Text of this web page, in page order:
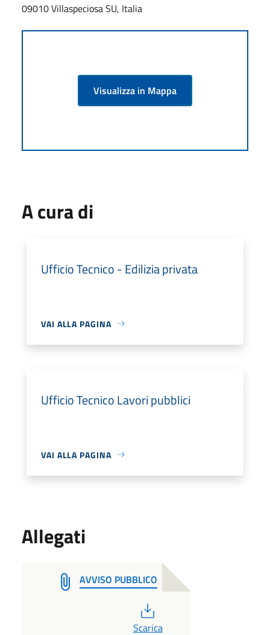
09010 Villaspeciosa SU, Italia
Visualizza in Mappa
A cura di
Ufficio Tecnico - Edilizia privata
VAI ALLA PAGINA
Ufficio Tecnico Lavori pubblici
VAI ALLA PAGINA
Allegati
AVVISO PUBBLICO
Scarica